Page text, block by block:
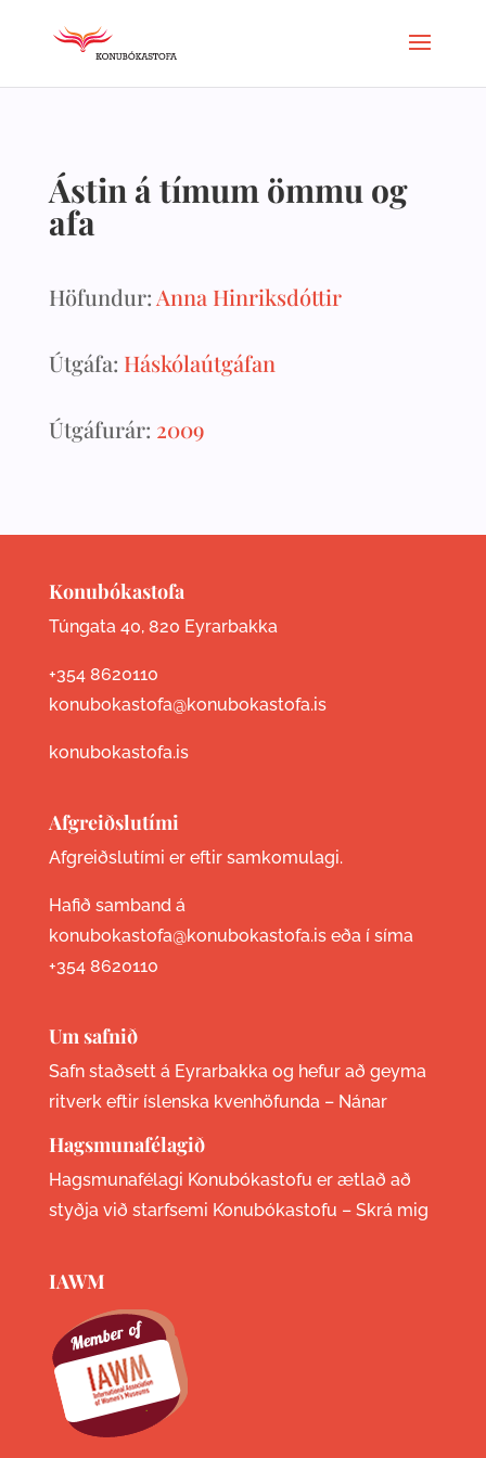
Ástin á tímum ömmu og
afa
Höfundur: Anna Hinriksdóttir
Útgáfa: Háskólaútgáfan
Útgáfurár: 2009
Konubókastofa
Túngata 40, 820 Eyrarbakka
+354 8620110
konubokastofa@konubokastofa.is
konubokastofa.is
Afgreiðslutími
Afgreiðslutími er eftir samkomulagi.
Hafið samband á
konubokastofa@konubokastofa.is eða í síma
+354 8620110
Um safnið
Safn staðsett á Eyrarbakka og hefur að geyma
ritverk eftir íslenska kvenhöfunda – Nánar
Hagsmunafélagið
Hagsmunafélagi Konubókastofu er ætlað að
styðja við starfsemi Konubókastofu – Skrá mig
IAWM